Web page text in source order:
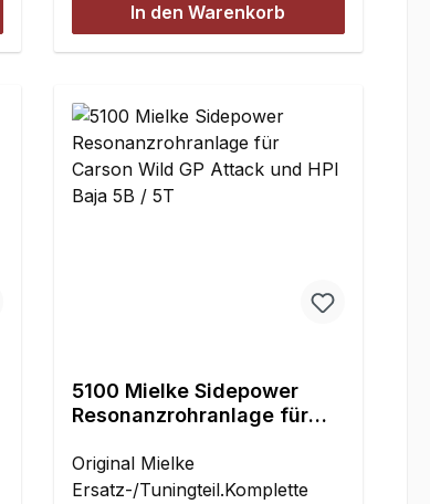
In den Warenkorb
5100 Mielke Sidepower
Resonanzrohranlage für
HPI Baja 5B / 5T
Original Mielke
Ersatz-/Tuningteil.Komplette